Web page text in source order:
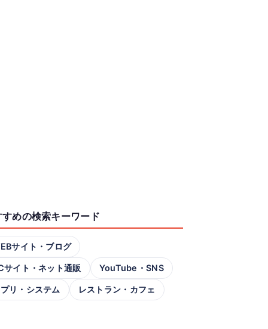
めの検索キーワード
サイト・ブログ
サイト・ネット通販 YouTube・SNS
リ・システム レストラン・カフェ